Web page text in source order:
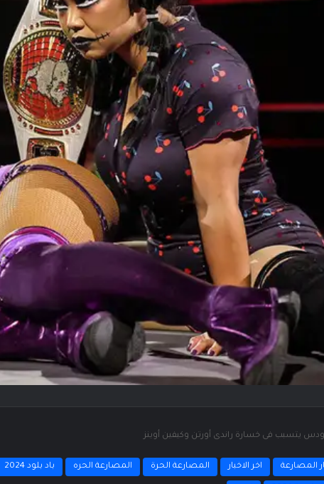
يتسبب فى خسارة راندى أورتن وكيفين أوينز
المصارعة اخر الاخبار المصارعة الحرة المصارعة الحره باد بلود 2024